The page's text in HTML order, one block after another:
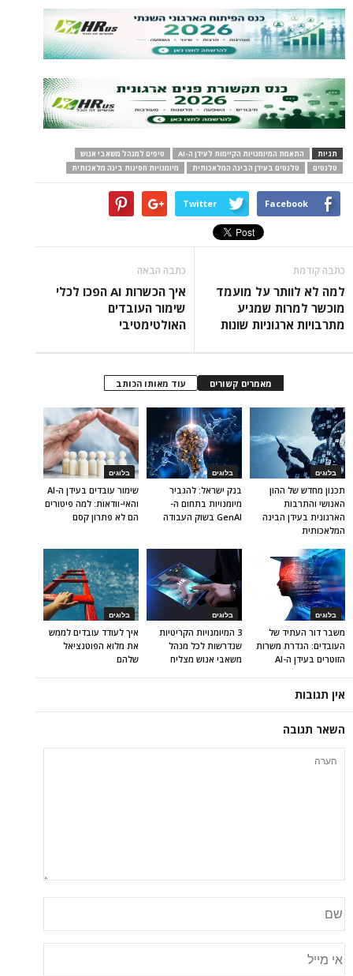
תגיות התאמת המיומנויות הקיימות לעידן ה-AI
טיפים למנהל משאבי אנוש
טלנטים
טלנטים בעידן הבינה המלאכותית מיומנויות חסינות בינה מלאכותית
Facebook
Twitter
כתבה קודמת
למה לא לוותר על מועמד
מוכשר למרות שמגיע
מתרבויות ארגוניות שונות
כתבה הבאה
איך הכשרות AI הפכו לכלי
שימור העובדים
האולטימטיבי
מאמרים קשורים עוד מאותו הכותב
בלוגים
שימור עובדים בעידן ה-AI
והאי-וודאות: למה פיטורים
הם לא פתרון קסם
בלוגים
בנק ישראל: להגביר
מיומנויות בתחום ה-
GenAI בשוק העבודה
בלוגים
תכנון מחדש של ההון
האנושי והתרבות
הארגונית בעידן הבינה
המלאכותית
בלוגים
איך לעודד עובדים לממש
את מלוא הפוטנציאל
שלהם
בלוגים
3 המיומנויות הקריטיות
שנדרשות לכל מנהל
משאבי אנוש מצליח
בלוגים
משבר דור העתיד של
העובדים: הגדרת משרות
הזוטרים בעידן ה-AI
אין תגובות
השאר תגובה